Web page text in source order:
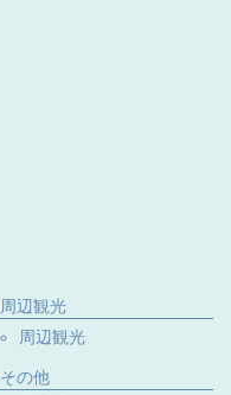
周辺観光
周辺観光
その他